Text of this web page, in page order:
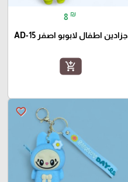
8 ₪
جزادين اطفال لابوبو اصفر AD-15
add_shopping_cart
favorite_border